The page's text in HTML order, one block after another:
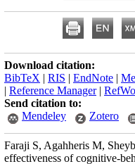
Download citation:
BibTeX | RIS | EndNote |
| Reference Manager|
Send citation to:
Mendeley
Zotero
Faraji S, Agahheris M,
effectiveness of cognitive-